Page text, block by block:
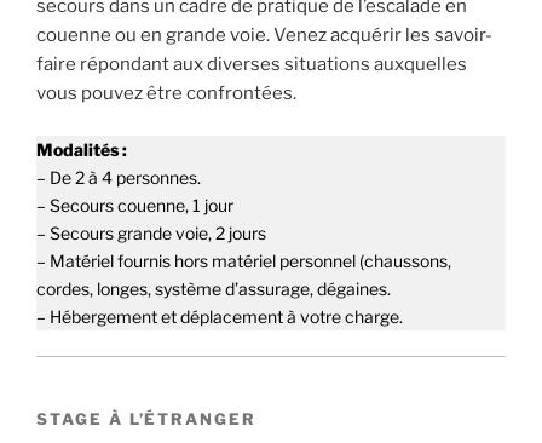
secours dans un cadre de pratique de l’escalade en
couenne ou en grande voie. Venez acquérir les savoir-
faire répondant aux diverses situations auxquelles
vous pouvez être confrontées.
Modalités :
– De 2 à 4 personnes.
– Secours couenne, 1 jour
– Secours grande voie, 2 jours
– Matériel fournis hors matériel personnel (chaussons,
cordes, longes, système d’assurage, dégaines.
– Hébergement et déplacement à votre charge.
STAGE À L’ÉTRANGER